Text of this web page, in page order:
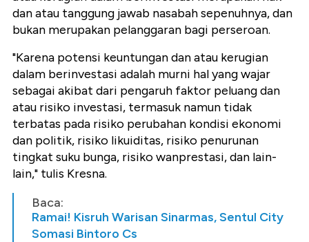
dan atau tanggung jawab nasabah sepenuhnya, dan
bukan merupakan pelanggaran bagi perseroan.
"Karena potensi keuntungan dan atau kerugian
dalam berinvestasi adalah murni hal yang wajar
sebagai akibat dari pengaruh faktor peluang dan
atau risiko investasi, termasuk namun tidak
terbatas pada risiko perubahan kondisi ekonomi
dan politik, risiko likuiditas, risiko penurunan
tingkat suku bunga, risikowanprestasi, dan lain-
lain," tulis Kresna.
Baca:
Ramai! Kisruh Warisan Sinarmas, Sentul City
Somasi Bintoro Cs